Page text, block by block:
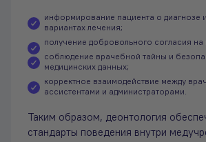
информирование пациента о диагнозе
вариантах лечения;
получение добровольного согласия на
соблюдение врачебной тайны и
медицинских данных;
корректное взаимодействие между
ассистентами и администраторами.
Таким образом, деонтология
стандарты поведения внутри